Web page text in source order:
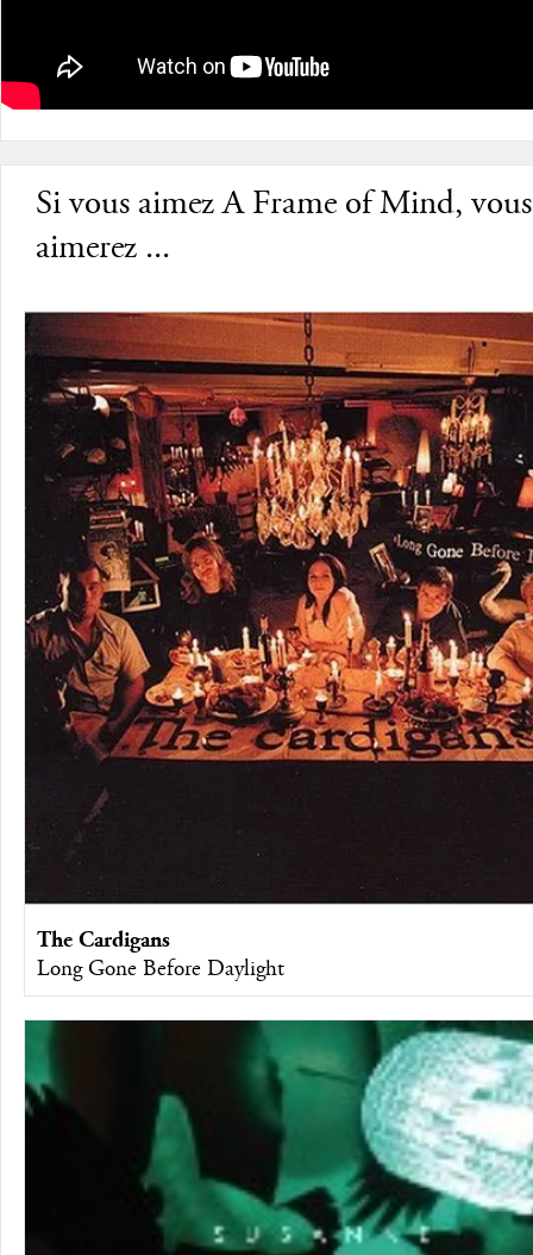
Si vous aimez A Frame of Mind, vous
aimerez ...
The Cardigans
Long Gone Before Daylight